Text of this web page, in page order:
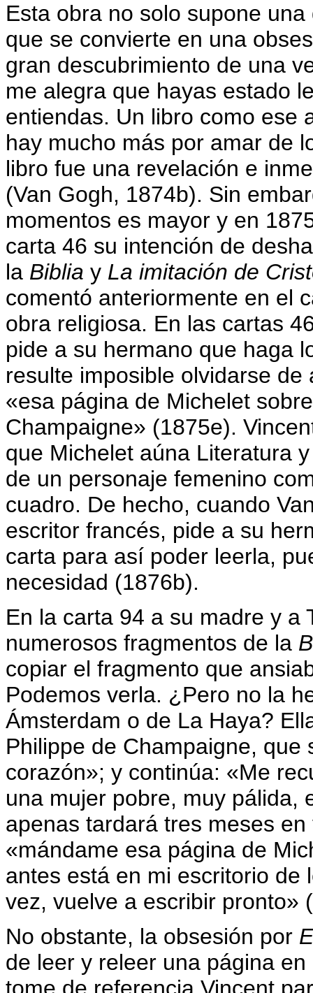
Esta obra no solo supone
que se convierte en una
gran descubrimiento de una
me alegra que hayas estado
entiendas. Un libro como ese
hay mucho más por amar de
libro fue una revelación e
(Van Gogh, 1874b). Sin
momentos es mayor y en
carta 46 su intención de
la Biblia y La imitación de
comentó anteriormente en el
obra religiosa. En las cartas
pide a su hermano que haga
resulte imposible olvidarse
«esa página de Michelet
Champaigne» (1875e).
que Michelet aúna Literatura
de un personaje femenino
cuadro. De hecho, cuando
escritor francés, pide a su
carta para así poder leerla,
necesidad (1876b).
En la carta 94 a su madre y a
numerosos fragmentos de la
copiar el fragmento que
Podemos verla. ¿Pero no la
Ámsterdam o de La Haya?
Philippe de Champaigne,
corazón»; y continúa: «Me
una mujer pobre, muy pálida,
apenas tardará tres meses
«mándame esa página de
antes está en mi escritorio de
vez, vuelve a escribir pronto»
No obstante, la obsesión por
de leer y releer una página